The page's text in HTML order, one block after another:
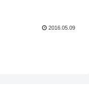
2016.05.09